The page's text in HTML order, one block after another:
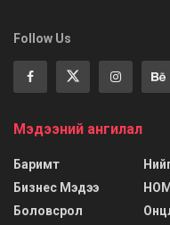
Follow Us
Мэдээний ангилал
Баримт
Бизнес Мэдээ
Боловсрол
НОМ